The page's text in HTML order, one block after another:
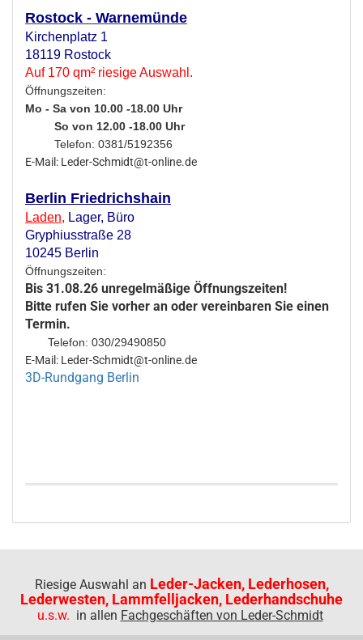
Rostock - Warnemünde
Kirchenplatz 1
18119 Rostock
Auf 170 qm² riesige Auswahl.
Öffnungszeiten:
Mo - Sa von 10.00 -18.00 Uhr
So von 12.00 -18.00 Uhr
Telefon: 0381/5192356
E-Mail: Leder-Schmidt@t-online.de
Berlin Friedrichshain
Laden, Lager, Büro
Gryphiusstraße 28
10245 Berlin
Öffnungszeiten:
Bis 31.08.26 unregelmäßige Öffnungszeiten!
Bitte rufen Sie vorher an oder vereinbaren Sie einen
Termin.
Telefon: 030/29490850
E-Mail: Leder-Schmidt@t-online.de
3D-Rundgang Berlin
Riesige Auswahl an Leder-Jacken, Lederhosen,
Lederwesten, Lammfelljacken, Lederhandschuhe
u.s.w. in allen Fachgeschäften von Leder-Schmidt